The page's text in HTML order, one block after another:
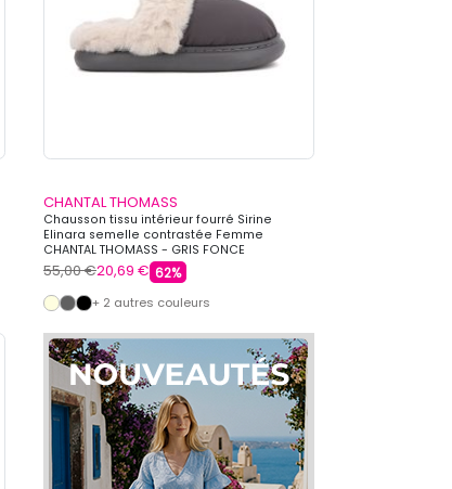
CHANTAL THOMASS
Chausson tissu intérieur fourré Sirine
Elinara semelle contrastée Femme
CHANTAL THOMASS - GRIS FONCE
55,00 €20,69 € 62%
+ 2 autres couleurs